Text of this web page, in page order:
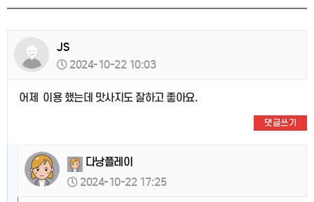
JS
2024-10-22 10:03
어제 이용 했는데 맛사지도 잘하고 좋아요.
댓글쓰기
다낭플레이
2024-10-22 17:25